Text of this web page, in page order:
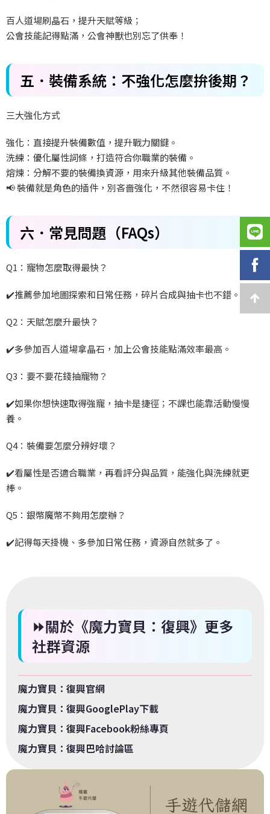
百人道場刷晶石，提升天賦等級；
公會技能記得點滿，公會神獸也別忘了供奉！
五．裝備系統：不強化怎麼拚後期？
三大強化方式
強化：直接提升裝備數值，提升戰力關鍵。
洗練：優化屬性詞條，打造符合你職業的裝備。
熔煉：分解不要的裝備換資源，用來升級其他裝備品質。
📢 裝備就是角色的插件，別吝嗇強化，不然很容易卡住！
六．常見問題（FAQs）
Q1：寵物怎麼取得最快？
✔️推薦參加地圖探索和日常任務，碎片合成與抽卡也不錯。
Q2：天賦怎麼升最快？
✔️多參加百人道場拿晶石，加上公會技能點滿效率最高。
Q3：要不要花錢抽寵物？
✔️如果你想快速取得強寵，抽卡是捷徑；不課也能靠活動慢慢
養。
Q4：裝備要怎麼分辨好壞？
✔️看屬性是否適合職業，再看評分與品質，能強化與洗練就更
棒。
Q5：銀幣魔幣不夠用怎麼辦？
✔️記得每天掛機、多參加日常任務，資源自然就多了。
⏩關於《魔力寶貝：復興》更多
社群資源
魔力寶貝：復興官網
魔力寶貝：復興GooglePlay下載
魔力寶貝：復興Facebook粉絲專頁
魔力寶貝：復興巴哈討論區